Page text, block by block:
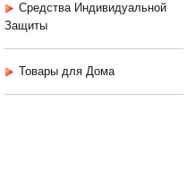
Средства Индивидуальной
Защиты
Товары для Дома